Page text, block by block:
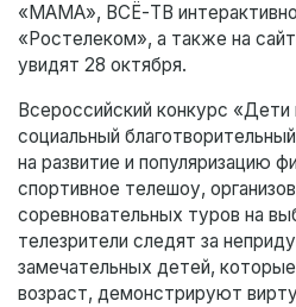
«МАМА», ВСЁ-ТВ
«Ростелеком», а также на
увидят 28 октября.
Всероссийский конкурс
социальный
на развитие и популяризацию
спортивное телешоу,
соревновательных туров на
телезрители следят за
замечательных детей,
возраст, демонстрируют